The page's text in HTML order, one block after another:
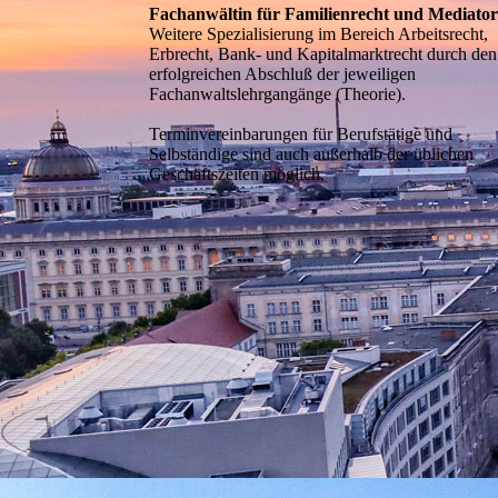
Fachanwältin für Familienrecht und
Weitere Spezialisierung im Bereich Arbeitsrecht,
Erbrecht, Bank- und Kapitalmarktrecht durch den
erfolgreichen Abschluß der jeweiligen
Fachanwaltslehrgangänge (Theorie).
Terminvereinbarungen für Berufstätige und
Selbständige sind auch außerhalb der üblichen
Geschäftszeiten möglich.